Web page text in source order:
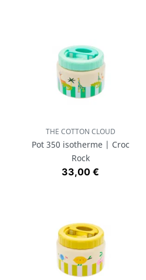
THE COTTON CLOUD
Pot 350 isotherme | Croc
Rock
Prix
33,00 €